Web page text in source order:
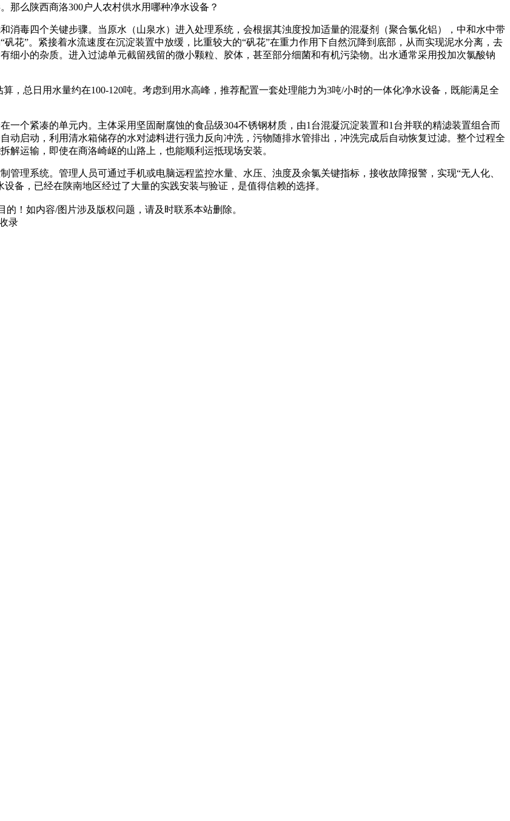
那么陕西商洛300户人农村供水用哪种净水设备？
消毒四个关键步骤。当原水（山泉水）进入处理系统，会根据其浊度投加适量的混凝剂（聚合氯化铝），中和水中带
花”。紧接着水流速度在沉淀装置中放缓，比重较大的“矾花”在重力作用下自然沉降到底部，从而实现泥水分离，去
细小的杂质。进入过滤单元截留残留的微小颗粒、胶体，甚至部分细菌和有机污染物。出水通常采用投加次氯酸钠
，总日用水量约在100-120吨。考虑到用水高峰，推荐配置一套处理能力为3吨/小时的一体化净水设备，既能满足全
一个紧凑的单元内。主体采用坚固耐腐蚀的食品级304不锈钢材质，由1台混凝沉淀装置和1台并联的精滤装置组合而
动启动，利用清水箱储存的水对滤料进行强力反向冲洗，污物随排水管排出，冲洗完成后自动恢复过滤。整个过程全
解运输，即使在商洛崎岖的山路上，也能顺利运抵现场安装。
理系统。管理人员可通过手机或电脑远程监控水量、水压、浊度及余氯关键指标，接收故障报警，实现“无人化、
备，已经在陕南地区经过了大量的实践安装与验证，是值得信赖的选择。
！如内容/图片涉及版权问题，请及时联系本站删除。
录